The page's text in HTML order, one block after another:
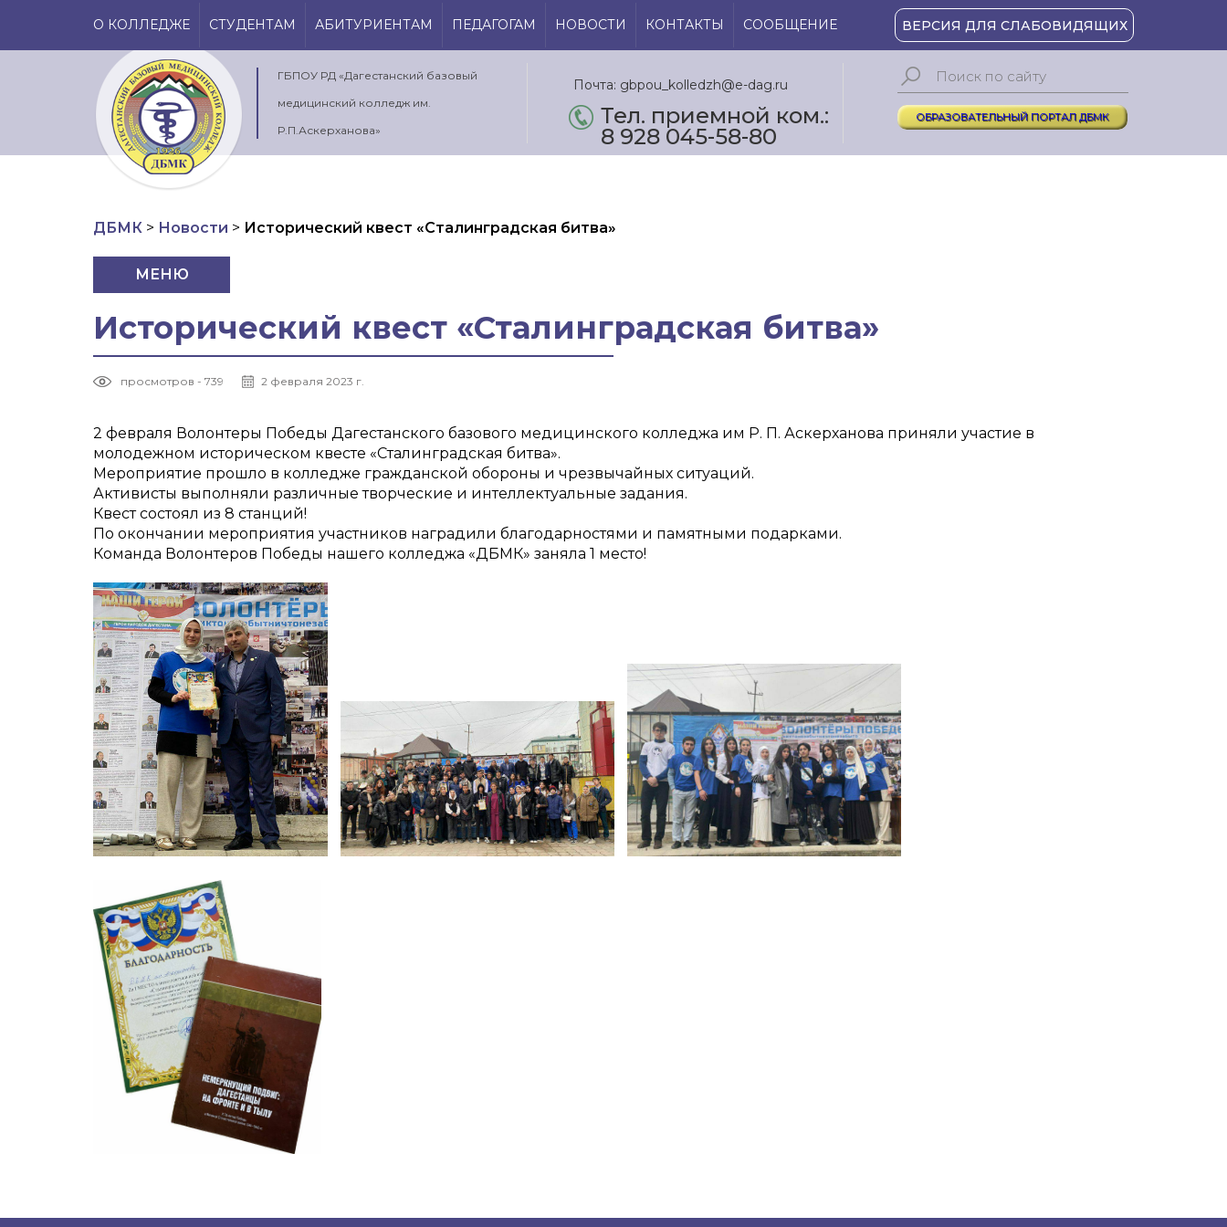
О КОЛЛЕДЖЕ СТУДЕНТАМ АБИТУРИЕНТАМ ПЕДАГОГАМ НОВОСТИ КОНТАКТЫ СООБЩЕНИЕ ВЕРСИЯ ДЛЯ СЛАБОВИДЯЩИХ
ГБПОУ РД «Дагестанский базовый
медицинский колледж им.
Р.П.Аскерханова»
Почта: gbpou_kolledzh@e-dag.ru
Тел. приемной ком.:
8 928 045-58-80
ОБРАЗОВАТЕЛЬНЫЙ ПОРТАЛ ДБМК
ДБМК > Новости > Исторический квест «Сталинградская битва»
МЕНЮ
Исторический квест «Сталинградская битва»
просмотров - 739 2 февраля 2023 г.
2 февраля Волонтеры Победы Дагестанского базового медицинского колледжа им Р. П. Аскерханова приняли участие в
молодежном историческом квесте «Сталинградская битва».
Мероприятие прошло в колледже гражданской обороны и чрезвычайных ситуаций.
Активисты выполняли различные творческие и интеллектуальные задания.
Квест состоял из 8 станций!
По окончании мероприятия участников наградили благодарностями и памятными подарками.
Команда Волонтеров Победы нашего колледжа «ДБМК» заняла 1 место!